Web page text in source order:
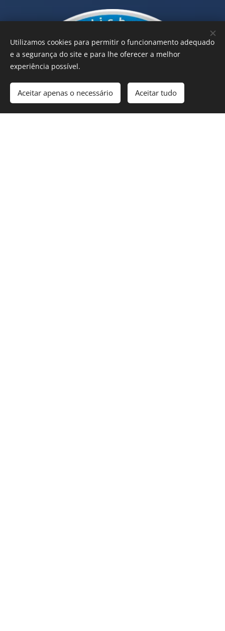
Utilizamos cookies para permitir o funcionamento adequado
e a segurança do site e para lhe oferecer a melhor
experiência possível.
Aceitar apenas o necessário Aceitar tudo